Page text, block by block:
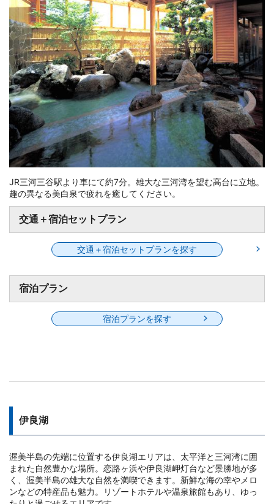
JR三河三谷駅より車にて約7分。雄大な三河湾を望む高台に立地。
趣の異なる美白泉で疲れを癒してください。
交通＋宿泊セットプラン
交通＋宿泊セットプランを探す
宿泊プラン
宿泊プランを探す
伊良湖
渥美半島の先端に位置する伊良湖エリアは、太平洋と三河湾に囲
まれた自然豊かな場所。恋路ヶ浜や伊良湖岬灯台など景勝地が多
く、渥美半島の雄大な自然を満喫できます。新鮮な海の幸やメロ
ンなどの特産品も魅力。リゾートホテルや温泉旅館もあり、ゆっ